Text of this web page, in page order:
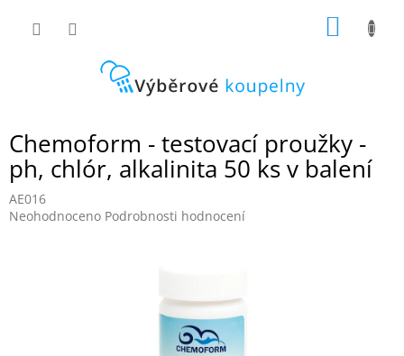
Chemoform - testovací proužky -
ph, chlór, alkalinita 50 ks v balení
AE016
Průměrné
Neohodnoceno Podrobnosti hodnocení